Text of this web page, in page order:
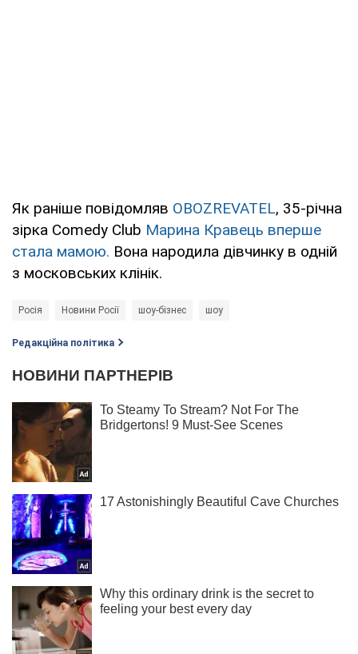
Як раніше повідомляв OBOZREVATEL, 35-річна
зірка Comedy Club Марина Кравець вперше
стала мамою. Вона народила дівчинку в одній
з московських клінік.
Росія Новини Росії шоу-бізнес шоу
Редакційна політика